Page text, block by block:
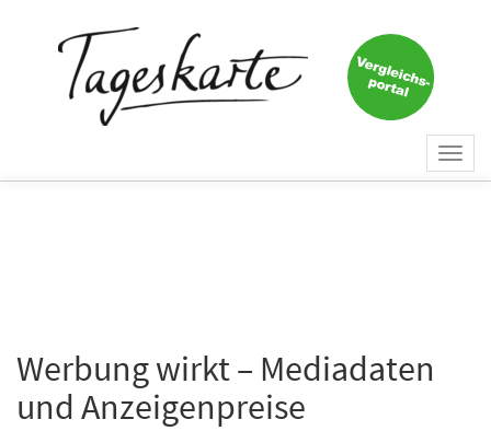
Werbung wirkt – Mediadaten
und Anzeigenpreise